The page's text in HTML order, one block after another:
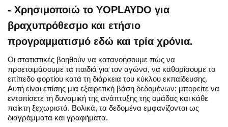
- Χρησιμοποιώ το YOPLAYDO για
βραχυπρόθεσμο και ετήσιο
προγραμματισμό εδώ και τρία χρόνια.
Οι στατιστικές βοηθούν να κατανοήσουμε πώς να
προετοιμάσουμε τα παιδιά για τον αγώνα, να καθορίσουμε το
επίπεδο φορτίου κατά τη διάρκεια του κύκλου εκπαίδευσης.
Αυτή είναι επίσης μια εξαιρετική βάση δεδομένων: μπορείτε να
εντοπίσετε τη δυναμική της ανάπτυξης της ομάδας και κάθε
παίκτη ξεχωριστά. Βολικά, τα δεδομένα εμφανίζονται ως
διαγράμματα και γραφήματα.